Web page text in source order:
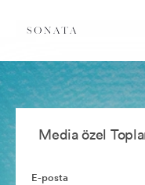
Media özel
E-posta